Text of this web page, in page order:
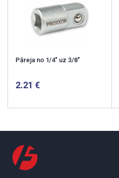
Pāreja no 1/4" uz 3/8"
2.21